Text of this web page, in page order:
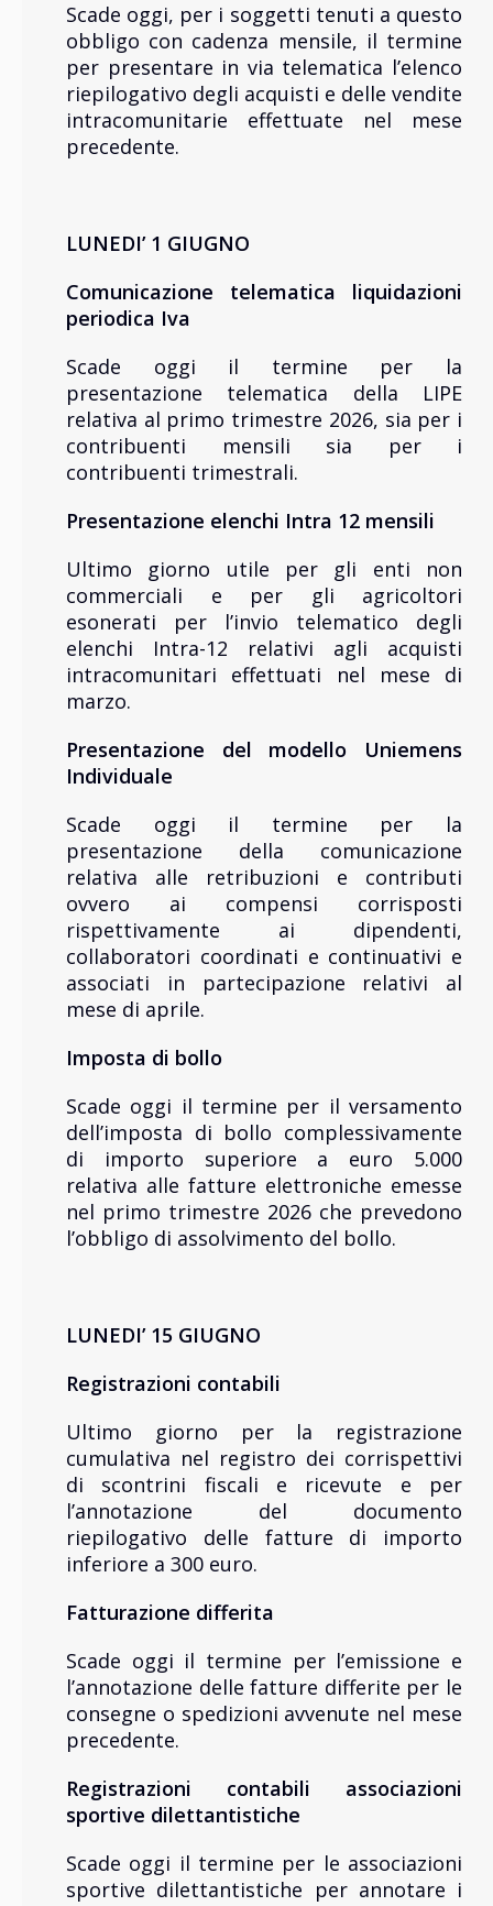
Scade oggi, per i soggetti tenuti a questo
obbligo con cadenza mensile, il termine
per presentare in via telematica l’elenco
riepilogativo degli acquisti e delle vendite
intracomunitarie effettuate nel mese
precedente.
LUNEDI’ 1 GIUGNO
Comunicazione telematica liquidazioni
periodica Iva
Scade oggi il termine per la
presentazione telematica della LIPE
relativa al primo trimestre 2026, sia per i
contribuenti mensili sia per i
contribuenti trimestrali.
Presentazione elenchi Intra 12 mensili
Ultimo giorno utile per gli enti non
commerciali e per gli agricoltori
esonerati per l’invio telematico degli
elenchi Intra-12 relativi agli acquisti
intracomunitari effettuati nel mese di
marzo.
Presentazione del modello Uniemens
Individuale
Scade oggi il termine per la
presentazione della comunicazione
relativa alle retribuzioni e contributi
ovvero ai compensi corrisposti
rispettivamente ai dipendenti,
collaboratori coordinati e continuativi e
associati in partecipazione relativi al
mese di aprile.
Imposta di bollo
Scade oggi il termine per il versamento
dell’imposta di bollo complessivamente
di importo superiore a euro 5.000
relativa alle fatture elettroniche emesse
nel primo trimestre 2026 che prevedono
l’obbligo di assolvimento del bollo.
LUNEDI’ 15 GIUGNO
Registrazioni contabili
Ultimo giorno per la registrazione
cumulativa nel registro dei corrispettivi
di scontrini fiscali e ricevute e per
l’annotazione del documento
riepilogativo delle fatture di importo
inferiore a 300 euro.
Fatturazione differita
Scade oggi il termine per l’emissione e
l’annotazione delle fatture differite per le
consegne o spedizioni avvenute nel mese
precedente.
Registrazioni contabili associazioni
sportive dilettantistiche
Scade oggi il termine per le associazioni
sportive dilettantistiche per annotare i